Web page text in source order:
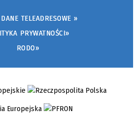
TELEADRESOWE »
PRYWATNOŚCI»
RODO»